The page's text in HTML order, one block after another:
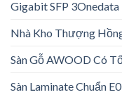
Gigabit SFP 3Onedata
Nhà Kho Thượng
Sàn Gỗ AWOOD Có
Sàn Laminate Chuẩn